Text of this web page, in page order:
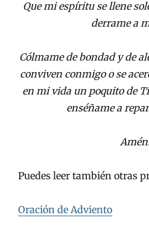
Que mi espíritu se llene
derrame a
Cólmame de bondad y de
conviven conmigo o se
en mi vida un poquito de
enséñame a
Amén
Puedes leer también otras
Oración de Adviento